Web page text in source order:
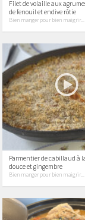
Filet de volaille aux
de fenouil et endive rôtie
Bien manger pour bien maigrir...
Parmentier de cabillaud à
douce et gingembre
Bien manger pour bien maigrir...